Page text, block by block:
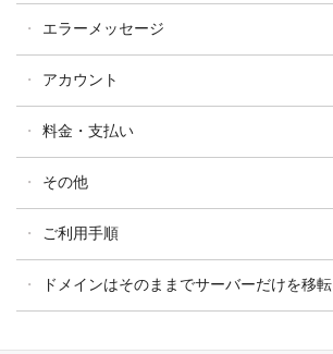
エラーメッセージ
アカウント
料金・支払い
その他
ご利用手順
ドメインはそのままでサーバーだけを移転